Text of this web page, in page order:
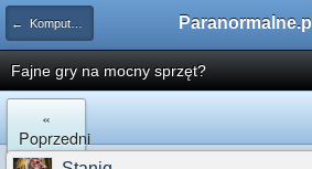
← Komputery i Gry Paranormalne.pl
Fajne gry na mocny sprzęt?
«
Poprzedni